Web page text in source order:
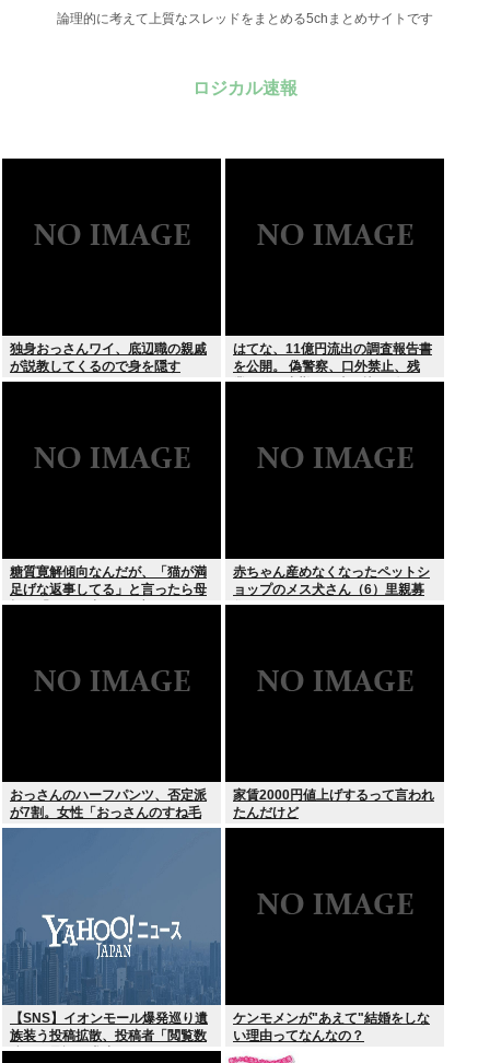
論理的に考えて上質なスレッドをまとめる5chまとめサイトです
ロジカル速報
独身おっさんワイ、底辺職の親戚
が説教してくるので身を隠す
はてな、11億円流出の調査報告書
を公開。 偽警察、口外禁止、残
業・休日出勤200時間越、孤
糖質寛解傾向なんだが、「猫が満
足げな返事してる」と言ったら母
親に「お気の毒w」と言われた
赤ちゃん産めなくなったペットシ
ョップのメス犬さん（6）里親募
集されてしまうwww
おっさんのハーフパンツ、否定派
が7割。女性「おっさんのすね毛
なんて見たくないじゃないですか
家賃2000円値上げするって言われ
たんだけど
【SNS】イオンモール爆発巡り遺
族装う投稿拡散、投稿者「閲覧数
稼ぎや承認欲求止まらなくなっ
ケンモメンが"あえて"結婚をしな
い理由ってなんなの？